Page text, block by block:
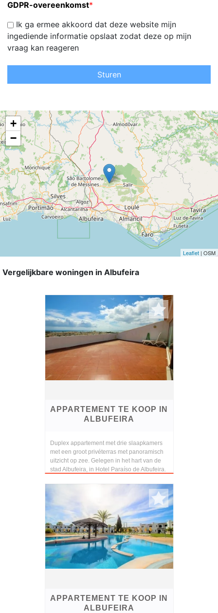
GDPR-overeenkomst*
Ik ga ermee akkoord dat deze website mijn
ingediende informatie opslaat zodat deze op mijn
vraag kan reageren
Sturen
+
−
Leaflet | OSM
Vergelijkbare woningen in Albufeira
APPARTEMENT TE KOOP IN
ALBUFEIRA
Duplex appartement met drie slaapkamers
met een groot privéterras met panoramisch
uitzicht op zee. Gelegen in het hart van de
stad Albufeira, in Hotel Paraíso de Albufeira.
APPARTEMENT TE KOOP IN
ALBUFEIRA